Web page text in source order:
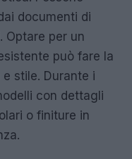
documenti di
Optare per un
può fare la
stile. Durante i
con dettagli
o finiture in